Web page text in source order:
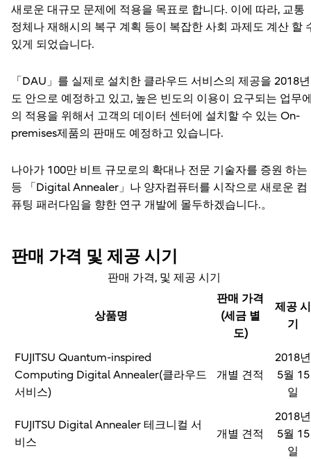
새로운 대규모 문제에 적용을 목표로 합니다. 이에 따라, 교통
정체나 재해시의 복구 계획 등이 복잡한 사회 과제도 계산 할
있게 되었습니다.
「DAU」를 실제로 설치한 클라우드 서비스의 제공을 2018년
도 안으로 예정하고 있고, 높은 빈도의 이용이 요구되는 업무
의 적용을 위해서 고객의 데이터 센터에 설치할 수 있는 On-
premises제품의 판매도 예정하고 있습니다.
나아가 100만 비트 규모로의 확대나 전문 기술자를 증원 하는
등 「Digital Annealer」나 양자컴퓨터를 시작으로 새로운 컴
퓨팅 패러다임을 향한 연구 개발에 몰두하겠습니다.。
판매 가격 및 제공 시기
판매 가격, 및 제공 시기
상품명
판매 가격
(세금 별
도)
제공 시
기
FUJITSU Quantum-inspired
Computing Digital Annealer(클라우드
서비스)
개별 견적
2018년
5월 15
일
FUJITSU Digital Annealer 테크니컬 서
비스
개별 견적
2018년
5월 15
일